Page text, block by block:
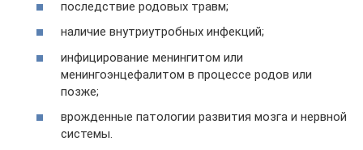
последствие родовых травм;
наличие внутриутробных инфекций;
инфицирование менингитом или
менингоэнцефалитом в процессе родов или
позже;
врожденные патологии развития мозга и нервной
системы.